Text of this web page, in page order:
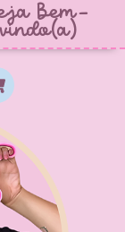
Bem-
vindo(a)